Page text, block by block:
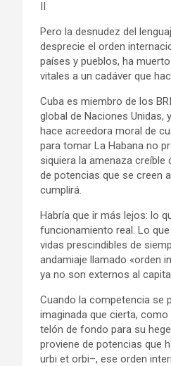
Pero la desnudez del
desprecie el orden
países y pueblos, ha
vitales a un cadáver que
Cuba es miembro de los
global de Naciones Unidas,
hace acreedora moral de
para tomar La Habana no
siquiera la amenaza
de potencias que se creen
cumplirá.
Habría que ir más lejos: lo
funcionamiento real. Lo
vidas prescindibles de
andamiaje llamado «orden
ya no son externos al
Cuando la competencia se
imaginada que cierta,
telón de fondo para su
proviene de potencias que
urbi et orbi–, ese orden